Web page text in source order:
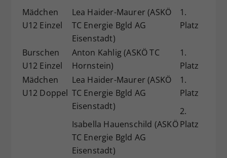
Mädchen
U12 Einzel
Lea Haider-Maurer (ASKÖ
TC Energie Bgld AG
Eisenstadt)
1.
Platz
Burschen
U12 Einzel
Anton Kahlig (ASKÖ TC
Hornstein)
1.
Platz
Mädchen
U12 Doppel
Lea Haider-Maurer (ASKÖ
TC Energie Bgld AG
Eisenstadt)
Isabella Hauenschild (ASKÖ
TC Energie Bgld AG
Eisenstadt)
1.
Platz
2.
Platz